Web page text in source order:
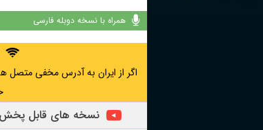
همراه با نسخه دوبله فارسی
نسخه های قابل پخش